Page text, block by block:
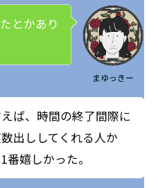
まゆっきー
とかあり
ば、時間の終了間際に
出ししてくれる人か
番嬉しかった。